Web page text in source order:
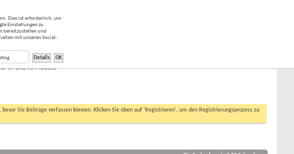
ST und RS Modelle
, bevor Sie Beiträge verfassen können. Klicken Sie oben auf 'Registrieren', um den Registrierungsprozess zu
Dies ist erforderlich, um
Einstellungen zu
bereitzustellen und
mit unseren Social-